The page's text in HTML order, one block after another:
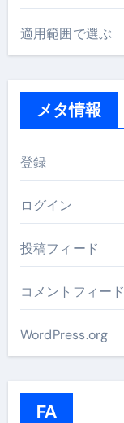
適用範囲で選ぶ
メタ情報
登録
ログイン
投稿フィード
コメントフィード
WordPress.org
FA